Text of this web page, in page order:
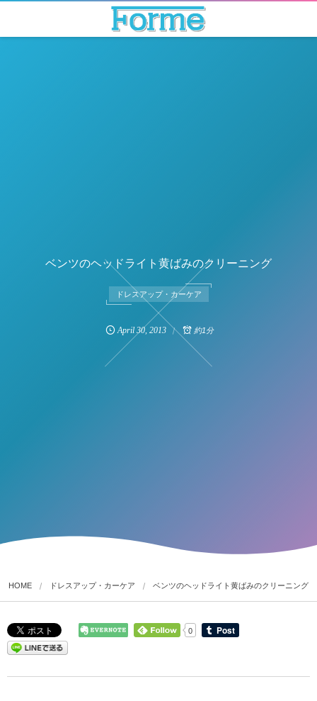
ベンツのヘッドライト黄ばみのクリーニング
ドレスアップ・カーケア
April 30, 2013 約1分
HOME ドレスアップ・カーケア ベンツのヘッドライト黄ばみのクリーニング
0